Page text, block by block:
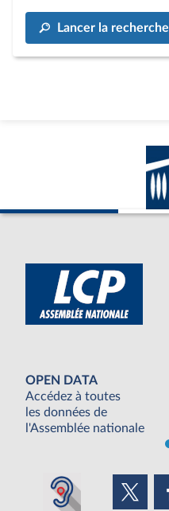
Lancer la recherche
OPEN DATA
Accédez à toutes
les données de
l'Assemblée nationale